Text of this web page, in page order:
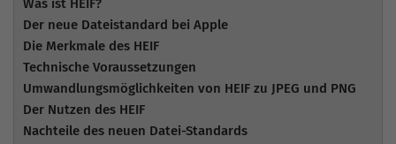
Was ist HEIF?
Der neue Dateistandard bei Apple
Die Merkmale des HEIF
Technische Voraussetzungen
Umwandlungsmöglichkeiten von HEIF zu JPEG und PNG
Der Nutzen des HEIF
Nachteile des neuen Datei-Standards